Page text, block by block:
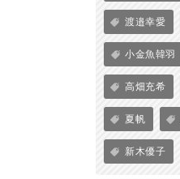
渡邉幸愛
小金魚韓羽
高畑充希
夏帆
新木優子